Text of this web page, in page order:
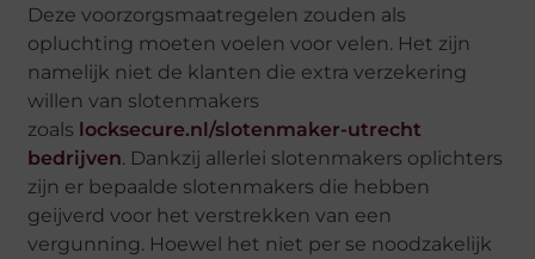
Deze voorzorgsmaatregelen zouden als
opluchting moeten voelen voor velen. Het zijn
namelijk niet de klanten die extra verzekering
willen van slotenmakers
zoals locksecure.nl/slotenmaker-utrecht
bedrijven. Dankzij allerlei slotenmakers oplichters
zijn er bepaalde slotenmakers die hebben
geijverd voor het verstrekken van een
vergunning. Hoewel het niet per se noodzakelijk